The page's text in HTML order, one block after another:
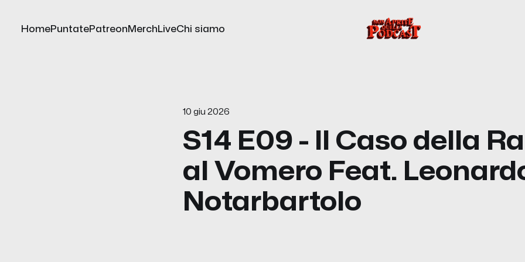
HomePuntatePatreonMerchLiveChi siamo
10 giu 2026
S14 E09 - Il Caso della
al Vomero Feat.
Notarbartolo